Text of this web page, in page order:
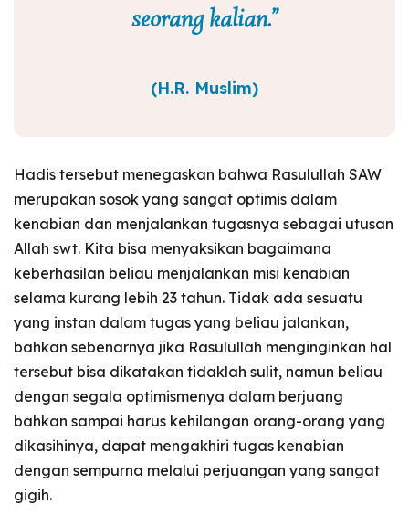
seorang kalian.”
(H.R. Muslim)
Hadis tersebut menegaskan bahwa Rasulullah SAW
merupakan sosok yang sangat optimis dalam
kenabian dan menjalankan tugasnya sebagai utusan
Allah swt. Kita bisa menyaksikan bagaimana
keberhasilan beliau menjalankan misi kenabian
selama kurang lebih 23 tahun. Tidak ada sesuatu
yang instan dalam tugas yang beliau jalankan,
bahkan sebenarnya jika Rasulullah menginginkan hal
tersebut bisa dikatakan tidaklah sulit, namun beliau
dengan segala optimismenya dalam berjuang
bahkan sampai harus kehilangan orang-orang yang
dikasihinya, dapat mengakhiri tugas kenabian
dengan sempurna melalui perjuangan yang sangat
gigih.